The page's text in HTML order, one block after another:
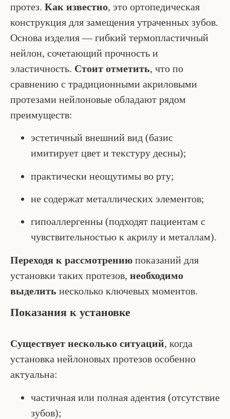
протез. Как известно, это ортопедическая
конструкция для замещения утраченных зубов.
Основа изделия — гибкий термопластичный
нейлон, сочетающий прочность и
эластичность. Стоит отметить, что по
сравнению с традиционными акриловыми
протезами нейлоновые обладают рядом
преимуществ:
эстетичный внешний вид (базис
имитирует цвет и текстуру десны);
практически неощутимы во рту;
не содержат металлических элементов;
гипоаллергенны (подходят пациентам с
чувствительностью к акрилу и металлам).
Переходя к рассмотрению показаний для
установки таких протезов, необходимо
выделить несколько ключевых моментов.
Показания к установке
Существует несколько ситуаций, когда
установка нейлоновых протезов особенно
актуальна:
частичная или полная адентия (отсутствие
зубов);